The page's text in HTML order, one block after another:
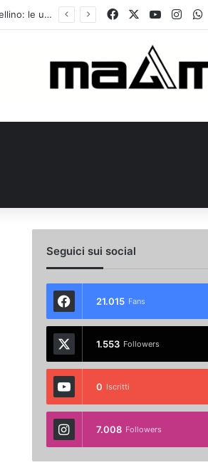
Jimenez in pole, ma resistono altri due nomi: il borsino della trequarti | Calciomercato Avellino FacebookYou Tube
Seguici sui social
21.015 Fans
1.553 Followers
0 Iscritti
7.008 Followers